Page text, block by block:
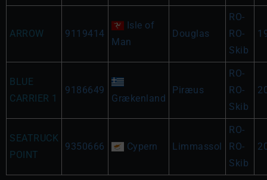
ARROW 9119414
Isle of
Man
Douglas
RO-
RO-
Skib
BLUE
CARRIER 1
9186649
Grækenland
Piræus
RO-
RO-
Skib
SEATRUCK
POINT
9350666 Cypern Limmassol
RO-
RO-
Skib